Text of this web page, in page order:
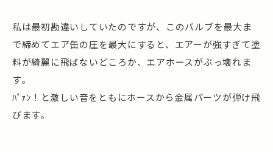
私は最初勘違いしていたのですが、このバルブを最大ま
で締めてエア缶の圧を最大にすると、エアーが強すぎて塗
料が綺麗に飛ばないどころか、エアホースがぶっ壊れま
す。
ﾊﾟｧﾝ！と激しい音をともにホースから金属パーツが弾け飛
びます。